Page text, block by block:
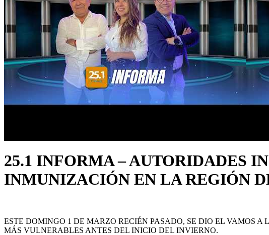
25.1 INFORMA – AUTORIDADES
INMUNIZACIÓN EN LA REGIÓN
ESTE DOMINGO 1 DE MARZO RECIÉN PASADO, SE DIO EL VAMOS
MÁS VULNERABLES ANTES DEL INICIO DEL INVIERNO.